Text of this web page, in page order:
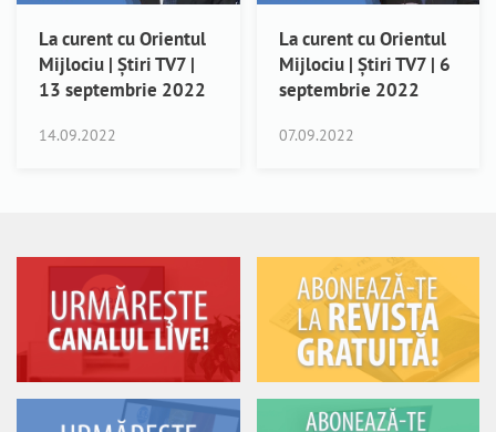
La curent cu Orientul
Mijlociu | Știri TV7 |
13 septembrie 2022
14.09.2022
La curent cu Orientul
Mijlociu | Știri TV7 | 6
septembrie 2022
07.09.2022